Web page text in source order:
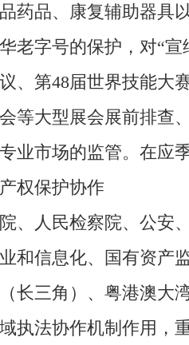
品、康复辅助器具以
老字号的保护，对“
、第48届世界技能大
等大型展会展前排查
业市场的监管。在应
权保护协作
人民检察院、公安、
和信息化、国有资产
（长三角）、粤港澳
执法协作机制作用，